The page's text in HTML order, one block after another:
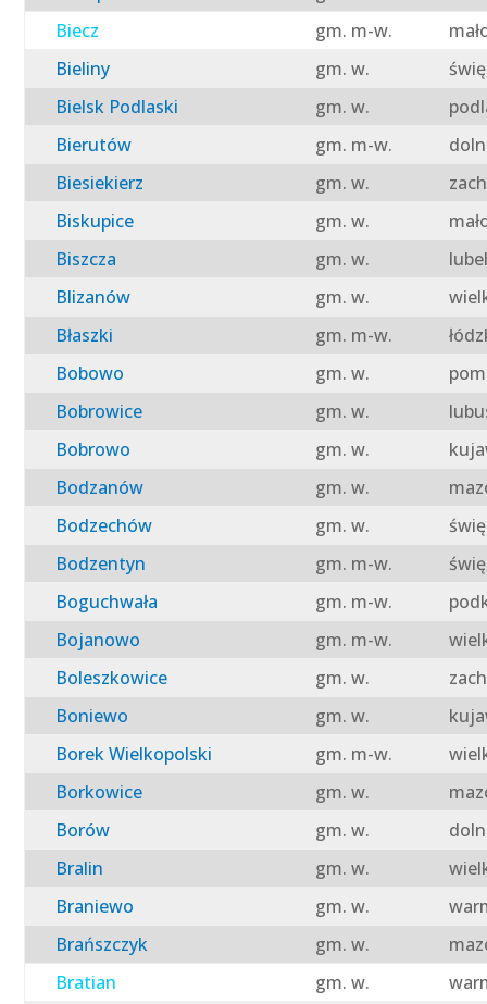
Biecz
gm. m-w.
Bieliny
gm. w.
Bielsk Podlaski
gm. w.
Bierutów
gm. m-w.
Biesiekierz
gm. w.
Biskupice
gm. w.
Biszcza
gm. w.
Blizanów
gm. w.
Błaszki
gm. m-w.
Bobowo
gm. w.
Bobrowice
gm. w.
Bobrowo
gm. w.
Bodzanów
gm. w.
Bodzechów
gm. w.
Bodzentyn
gm. m-w.
Boguchwała
gm. m-w.
Bojanowo
gm. m-w.
Boleszkowice
gm. w.
Boniewo
gm. w.
Borek Wielkopolski
gm. m-w.
Borkowice
gm. w.
Borów
gm. w.
Bralin
gm. w.
Braniewo
gm. w.
Brańszczyk
gm. w.
Bratian
gm. w.